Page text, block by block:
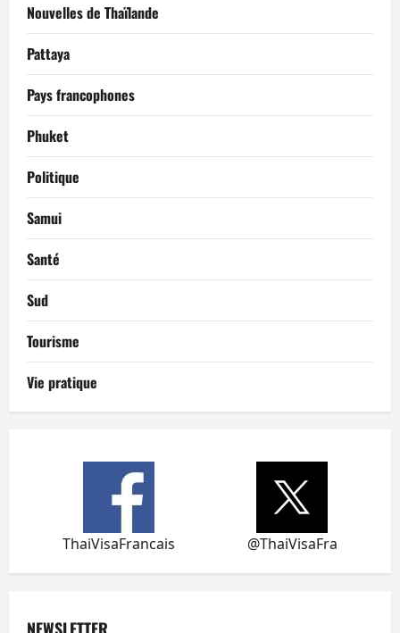
Nouvelles de Thaïlande
Pattaya
Pays francophones
Phuket
Politique
Samui
Santé
Sud
Tourisme
Vie pratique
ThaiVisaFrancais @ThaiVisaFra
NEWSLETTER